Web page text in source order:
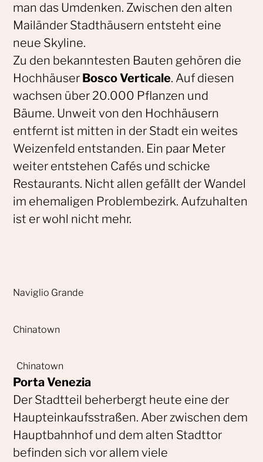
man das Umdenken. Zwischen den alten
Mailänder Stadthäusern entsteht eine
neue Skyline.
Zu den bekanntesten Bauten gehören die
Hochhäuser Bosco Verticale. Auf diesen
wachsen über 20.000 Pflanzen und
Bäume. Unweit von den Hochhäusern
entfernt ist mitten in der Stadt ein weites
Weizenfeld entstanden. Ein paar Meter
weiter entstehen Cafés und schicke
Restaurants. Nicht allen gefällt der Wandel
im ehemaligen Problembezirk. Aufzuhalten
ist er wohl nicht mehr.
Naviglio Grande
Chinatown
Chinatown
Porta Venezia
Der Stadtteil beherbergt heute eine der
Haupteinkaufsstraßen. Aber zwischen dem
Hauptbahnhof und dem alten Stadttor
befinden sich vor allem viele